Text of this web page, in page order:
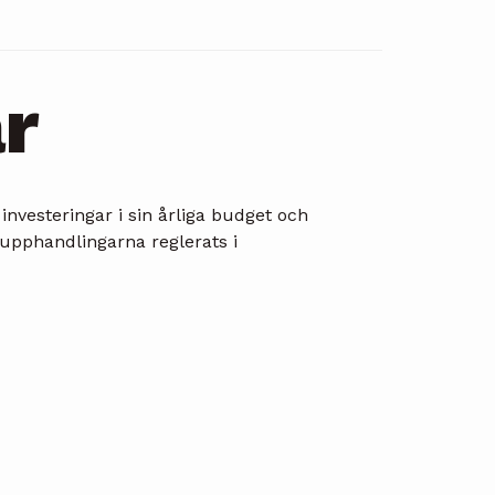
i sin årliga budget och
reglerats i